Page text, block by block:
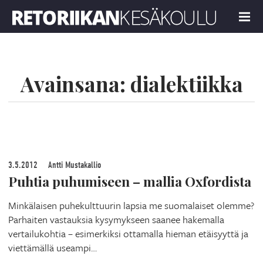
MENU
Avainsana: dialektiikka
3.5.2012 Antti Mustakallio
Puhtia puhumiseen – mallia Oxfordista
Minkälaisen puhekulttuurin lapsia me suomalaiset olemme?
Parhaiten vastauksia kysymykseen saanee hakemalla
vertailukohtia – esimerkiksi ottamalla hieman etäisyyttä ja
viettämällä useampi…